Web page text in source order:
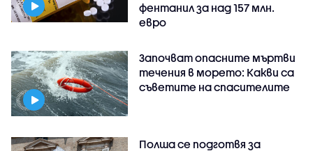
фентанил за над 157 млн.
евро
Започват опасните мъртви
течения в морето: Какви са
съветите на спасителите
Полша се подготвя за